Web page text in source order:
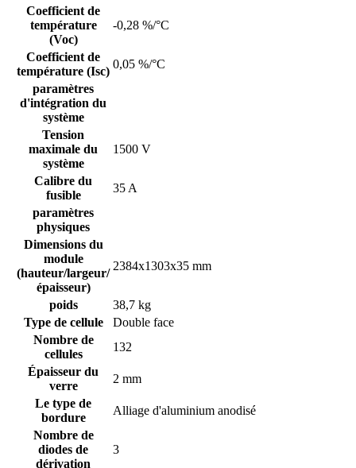
Coefficient de
température
(Voc)
-0,28 %/°C
Coefficient de
température (Isc)
0,05 %/°C
paramètres
d'intégration du
système
Tension
maximale du
système
1500 V
Calibre du
fusible
35 A
paramètres
physiques
Dimensions du
module
(hauteur/largeur/
épaisseur)
2384x1303x35 mm
poids
38,7 kg
Type de cellule
Double face
Nombre de
cellules
132
Épaisseur du
verre
2 mm
Le type de
bordure
Alliage d'aluminium anodisé
Nombre de
diodes de
dérivation
3